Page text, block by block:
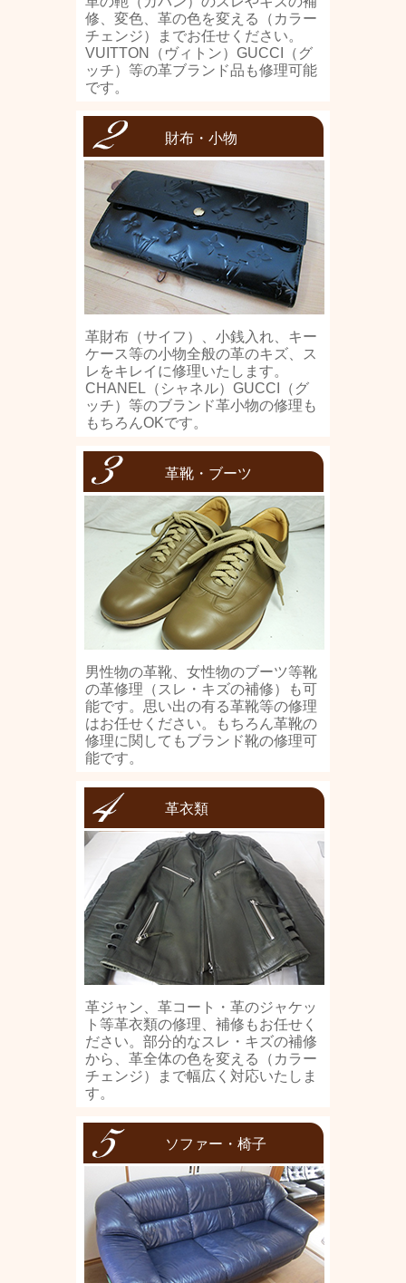
修、変色、革の色を変える（カラー
チェンジ）までお任せください。
VUITTON（ヴィトン）GUCCI（グ
ッチ）等の革ブランド品も修理可能
です。
財布・小物
革財布（サイフ）、小銭入れ、キー
ケース等の小物全般の革のキズ、ス
レをキレイに修理いたします。
CHANEL（シャネル）GUCCI（グ
ッチ）等のブランド革小物の修理も
もちろんOKです。
革靴・ブーツ
男性物の革靴、女性物のブーツ等靴
の革修理（スレ・キズの補修）も可
能です。思い出の有る革靴等の修理
はお任せください。もちろん革靴の
修理に関してもブランド靴の修理可
能です。
革衣類
革ジャン、革コート・革のジャケッ
ト等革衣類の修理、補修もお任せく
ださい。部分的なスレ・キズの補修
から、革全体の色を変える（カラー
チェンジ）まで幅広く対応いたしま
す。
ソファー・椅子